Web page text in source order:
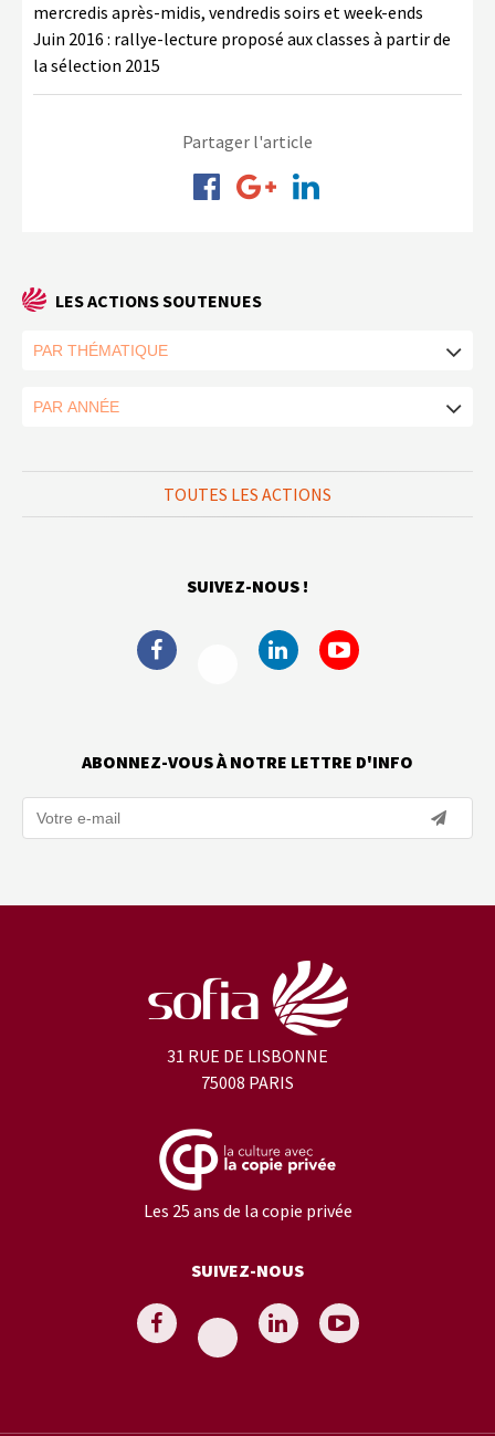
mercredis après-midis, vendredis soirs et week-ends
Juin 2016 : rallye-lecture proposé aux classes à partir de
la sélection 2015
Partager l'article
LES ACTIONS SOUTENUES
TOUTES LES ACTIONS
SUIVEZ-NOUS !
ABONNEZ-VOUS À NOTRE LETTRE D'INFO
31 RUE DE LISBONNE
75008 PARIS
Les 25 ans de la copie privée
SUIVEZ-NOUS